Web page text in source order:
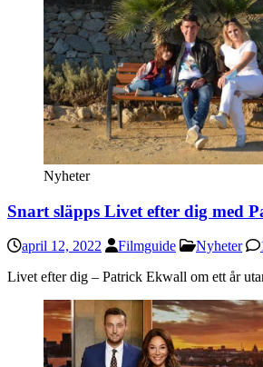
Nyheter
Snart släpps Livet efter dig med
april 12, 2022 Filmguide Nyheter
Livet efter dig – Patrick Ekwall om ett år